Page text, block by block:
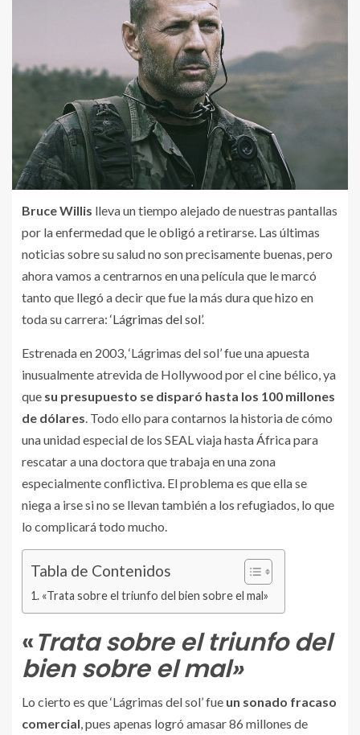
Bruce Willis lleva un tiempo alejado de nuestras pantallas
por la enfermedad que le obligó a retirarse. Las últimas
noticias sobre su salud no son precisamente buenas, pero
ahora vamos a centrarnos en una película que le marcó
tanto que llegó a decir que fue la más dura que hizo en
toda su carrera: ‘Lágrimas del sol’.
Estrenada en 2003, ‘Lágrimas del sol’ fue una apuesta
inusualmente atrevida de Hollywood por el cine bélico, ya
que su presupuesto se disparó hasta los 100 millones
de dólares . Todo ello para contarnos la historia de cómo
una unidad especial de los SEAL viaja hasta África para
rescatar a una doctora que trabaja en una zona
especialmente conflictiva. El problema es que ella se
niega a irse si no se llevan también a los refugiados, lo que
lo complicará todo mucho.
Tabla de Contenidos
«Trata sobre el triunfo del bien sobre el mal»
«Trata sobre el triunfo del
bien sobre el mal»
Lo cierto es que ‘Lágrimas del sol’ fue un sonado fracaso
comercial , pues apenas logró amasar 86 millones de